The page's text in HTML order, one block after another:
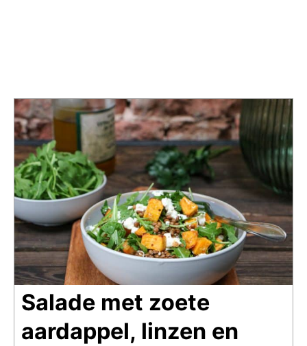
Salade met zoete
aardappel, linzen en